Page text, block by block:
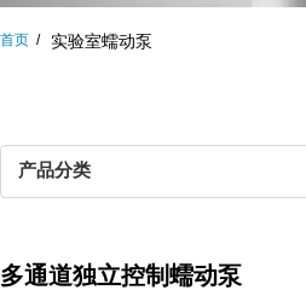
首页 实验室蠕动泵
产品分类
多通道独立控制蠕动泵